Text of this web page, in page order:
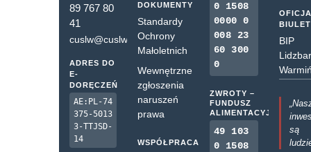
89 767 80
41
cuslw@cuslw.pl
ADRES DO
E-
DORĘCZEŃ
AE:PL-74
375-5013
3-TTJSD-
14
DOKUMENTY
Standardy
Ochrony
Małoletnich
Wewnętrzne
zgłoszenia
naruszeń
prawa
WSPÓŁPRACA
0 1508
0000 0
008 23
60 300
0
ZWROTY –
FUNDUSZ
ALIMENTACYJNY
49 103
0 1508
BIP
są